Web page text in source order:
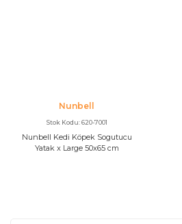
Nunbell
Stok Kodu: 620-7001
Nunbell Kedi Köpek Sogutucu
Yatak x Large 50x65 cm